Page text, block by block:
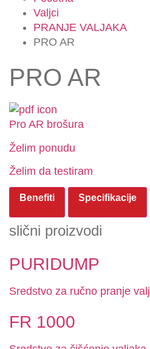
Valjci
PRANJE VALJAKA
PRO AR
PRO AR
Pro AR brošura
Želim ponudu
Želim da testiram
Benefiti Specifikacije
slični proizvodi
PURIDUMP
Sredstvo za ručno pranje
FR 1000